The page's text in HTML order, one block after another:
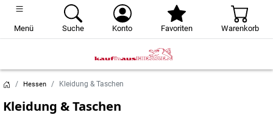
Menü Suche Konto Favoriten Warenkorb
Hessen Kleidung & Taschen
Kleidung & Taschen